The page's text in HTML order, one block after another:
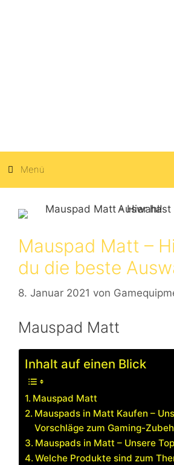
Menü
Mauspad Matt –
du die beste
8. Januar 2021 von
Mauspad Matt
Inhalt auf einen Blick
Mauspad Matt
Mauspads in Matt Kaufen –
Vorschläge zum Gaming-
Mauspads in Matt – Unsere
Welche Produkte sind zum